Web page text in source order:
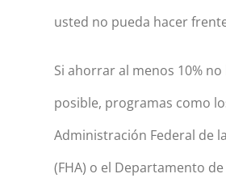
usted no pueda hacer
Si ahorrar al menos 10% no
posible, programas como
Administración Federal de
(FHA) o el Departamento